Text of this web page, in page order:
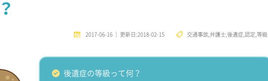
2017-06-16｜更新日:2018-02-15 交通事故,弁護士,後遺症,認定,
後遺症の等級って何？